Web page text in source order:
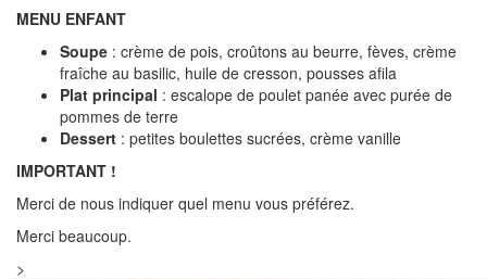
MENU ENFANT
Soupe : crème de pois, croûtons au beurre, fèves, crème
fraîche au basilic, huile de cresson, pousses afila
Plat principal : escalope de poulet panée avec purée de
pommes de terre
Dessert : petites boulettes sucrées, crème vanille
IMPORTANT !
Merci de nous indiquer quel menu vous préférez.
Merci beaucoup.
>